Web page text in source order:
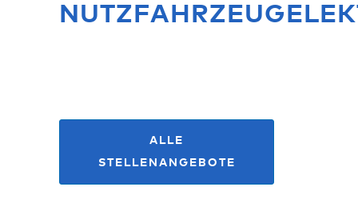
ALLE
STELLENANGEBOTE